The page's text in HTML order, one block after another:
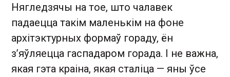
Нягледзячы на тое, што чалавек
падаецца такім маленькім на фоне
архітэктурных формаў гораду, ён
з’яўляецца гаспадаром горада. І не важна,
якая гэта краіна, якая сталіца — яны ўсе